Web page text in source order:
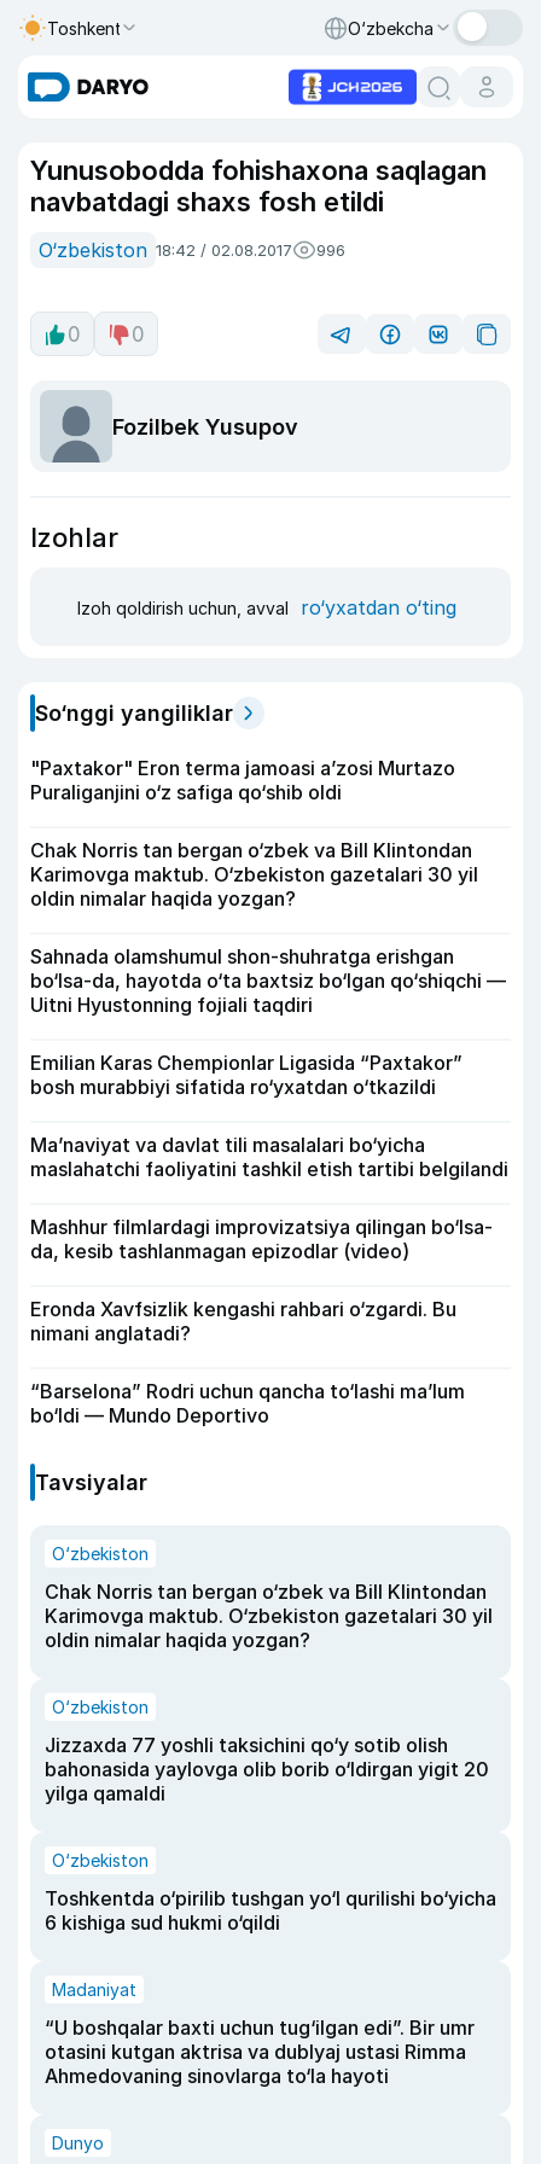
Toshkent O‘zbekcha
Yunusobodda fohishaxona saqlagan
navbatdagi shaxs fosh etildi
O‘zbekiston 18:42 / 02.08.2017 996
0 0
Fozilbek Yusupov
Izohlar
Izoh qoldirish uchun, avval ro‘yxatdan o‘ting
So‘nggi yangiliklar
"Paxtakor" Eron terma jamoasi a’zosi Murtazo
Puraliganjini o‘z safiga qo‘shib oldi
Chak Norris tan bergan o‘zbek va Bill Klintondan
Karimovga maktub. O‘zbekiston gazetalari 30 yil
oldin nimalar haqida yozgan?
Sahnada olamshumul shon-shuhratga erishgan
bo‘lsa-da, hayotda o‘ta baxtsiz bo‘lgan qo‘shiqchi —
Uitni Hyustonning fojiali taqdiri
Emilian Karas Chempionlar Ligasida “Paxtakor”
bosh murabbiyi sifatida ro‘yxatdan o‘tkazildi
Ma’naviyat va davlat tili masalalari bo‘yicha
maslahatchi faoliyatini tashkil etish tartibi belgilandi
Mashhur filmlardagi improvizatsiya qilingan bo‘lsa-
da, kesib tashlanmagan epizodlar (video)
Eronda Xavfsizlik kengashi rahbari o‘zgardi. Bu
nimani anglatadi?
“Barselona” Rodri uchun qancha to‘lashi ma’lum
bo‘ldi — Mundo Deportivo
Tavsiyalar
O‘zbekiston
Chak Norris tan bergan o‘zbek va Bill Klintondan
Karimovga maktub. O‘zbekiston gazetalari 30 yil
oldin nimalar haqida yozgan?
O‘zbekiston
Jizzaxda 77 yoshli taksichini qo‘y sotib olish
bahonasida yaylovga olib borib o‘ldirgan yigit 20
yilga qamaldi
O‘zbekiston
Toshkentda o‘pirilib tushgan yo‘l qurilishi bo‘yicha
6 kishiga sud hukmi o‘qildi
Madaniyat
“U boshqalar baxti uchun tug‘ilgan edi”. Bir umr
otasini kutgan aktrisa va dublyaj ustasi Rimma
Ahmedovaning sinovlarga to‘la hayoti
Dunyo